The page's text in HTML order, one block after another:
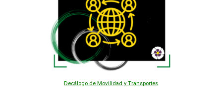
Decálogo de Movilidad y Transportes